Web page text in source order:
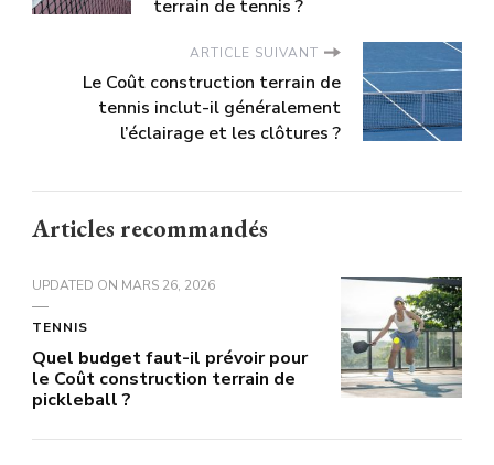
terrain de tennis ?
ARTICLE SUIVANT
Le Coût construction terrain de
tennis inclut-il généralement
l’éclairage et les clôtures ?
Articles recommandés
UPDATED ON MARS 26, 2026
TENNIS
Quel budget faut-il prévoir pour
le Coût construction terrain de
pickleball ?